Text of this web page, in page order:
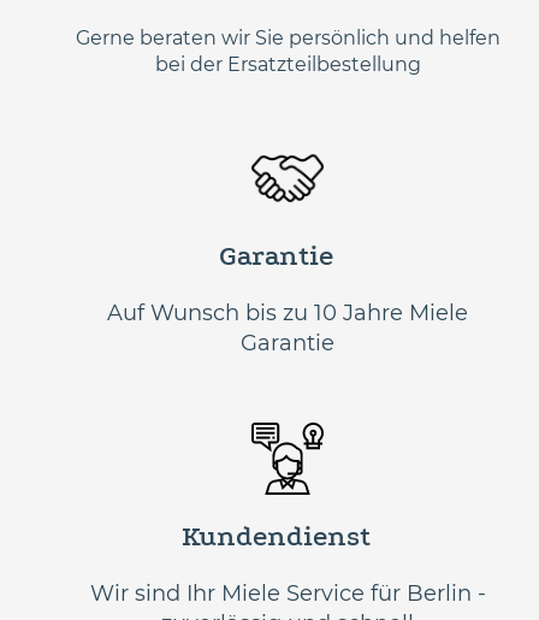
Gerne beraten wir Sie persönlich und helfen
bei der Ersatzteilbestellung
Garantie
Auf Wunsch bis zu 10 Jahre Miele
Garantie
Kundendienst
Wir sind Ihr Miele Service für Berlin -